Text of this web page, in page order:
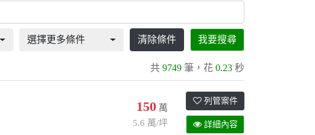
選擇更多條件 清除條件 我要搜尋
共 9749 筆，花 0.23 秒
150 萬
5.6 萬/坪
列管案件
詳細內容